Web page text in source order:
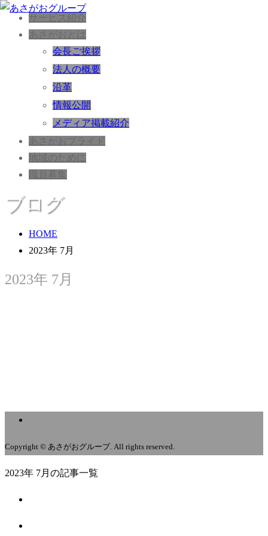
サービス紹介
あさがおとは
会長ご挨拶
法人の概要
沿革
情報公開
メディア掲載紹介
あさがおプライド
地域のために
職員募集
ブログ
HOME
2023年 7月
2023年 7月
Copyright © あさがおグループ. All rights reserved.
2023年 7月の記事一覧